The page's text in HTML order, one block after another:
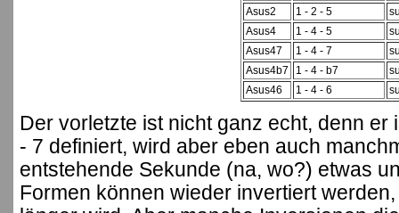
Asus2
1 - 2 - 5
Asus4
1 - 4 - 5
Asus47
1 - 4 - 7
Asus4b7
1 - 4 - b7
Asus46
1 - 4 - 6
Der vorletzte ist nicht ganz echt, denn
- 7 definiert, wird aber eben auch
entstehende Sekunde (na, wo?) etwas
Formen können wieder invertiert